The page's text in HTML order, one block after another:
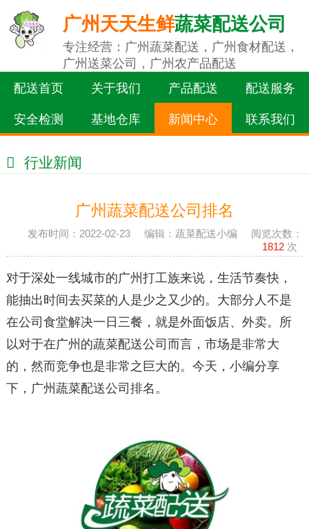
广州天天生鲜蔬菜配送公司
专注经营：广州蔬菜配送，广州食材配送，
广州送菜公司，广州农产品配送
配送首页
关于我们 产品配送 配送服务
安全检测 基地仓库 新闻中心 联系我们
行业新闻
广州蔬菜配送公司排名
发布时间：2022-02-23 编辑：蔬菜配送小编 阅览次数：
1812 次
对于深处一线城市的广州打工族来说，生活节奏快，
能抽出时间去买菜的人是少之又少的。大部分人不是
在公司食堂解决一日三餐，就是外面饭店、外卖。所
以对于在广州的蔬菜配送公司而言，市场是非常大
的，然而竞争也是非常之巨大的。今天，小编分享
下，广州蔬菜配送公司排名。